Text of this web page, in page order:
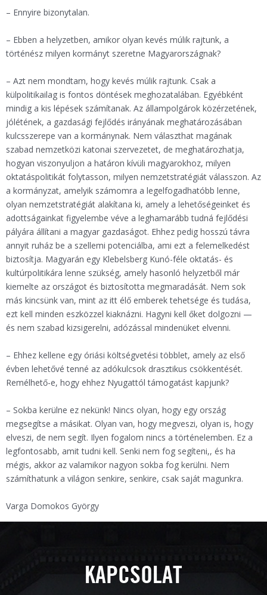
– Ennyire bizonytalan.
– Ebben a helyzetben, amikor olyan kevés múlik rajtunk, a
történész milyen kormányt szeretne Magyarországnak?
– Azt nem mondtam, hogy kevés múlik rajtunk. Csak a
külpolitikailag is fontos döntések meghozatalában. Egyébként
mindig a kis lépések számítanak. Az állampolgárok közérzetének,
jólétének, a gazdasági fejlődés irányának meghatározásában
kulcsszerepe van a kormánynak. Nem választhat magának
szabad nemzetközi katonai szervezetet, de meghatározhatja,
hogyan viszonyuljon a határon kívüli magyarokhoz, milyen
oktatáspolitikát folytasson, milyen nemzetstratégiát válasszon. Az
a kormányzat, amelyik számomra a legelfogadhatóbb lenne,
olyan nemzetstratégiát alakítana ki, amely a lehetőségeinket és
adottságainkat figyelembe véve a leghamarább tudná fejlődési
pályára állítani a magyar gazdaságot. Ehhez pedig hosszú távra
annyit ruház be a szellemi potenciálba, ami ezt a felemelkedést
biztosítja. Magyarán egy Klebelsberg Kunó-féle oktatás- és
kultúrpolitikára lenne szükség, amely hasonló helyzetből már
kiemelte az országot és biztosította megmaradását. Nem sok
más kincsünk van, mint az itt élő emberek tehetsége és tudása,
ezt kell minden eszközzel kiaknázni. Hagyni kell őket dolgozni —
és nem szabad kizsigerelni, adózással mindenüket elvenni.
– Ehhez kellene egy óriási költségvetési többlet, amely az első
évben lehetővé tenné az adókulcsok drasztikus csökkentését.
Remélhető-e, hogy ehhez Nyugattól támogatást kapjunk?
– Sokba kerülne ez nekünk! Nincs olyan, hogy egy ország
megsegítse a másikat. Olyan van, hogy megveszi, olyan is, hogy
elveszi, de nem segít. Ilyen fogalom nincs a történelemben. Ez a
legfontosabb, amit tudni kell. Senki nem fog segíteni,, és ha
mégis, akkor az valamikor nagyon sokba fog kerülni. Nem
számíthatunk a világon senkire, senkire, csak saját magunkra.
Varga Domokos György
KAPCSOLAT